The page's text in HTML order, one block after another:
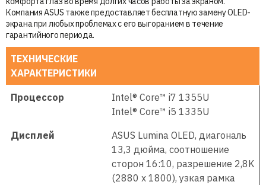
Компания ASUS также предоставляет бесплатную замену OLED-
экрана при любых проблемах с его выгоранием в течение
гарантийного периода.
ТЕХНИЧЕСКИЕ
ХАРАКТЕРИСТИКИ
Процессор
Intel® Core™ i7 1355U
Intel® Core™ i5 1335U
Дисплей
ASUS Lumina OLED, диагональ
13,3 дюйма, соотношение
сторон 16:10, разрешение 2,8K
(2880 x 1800), узкая рамка